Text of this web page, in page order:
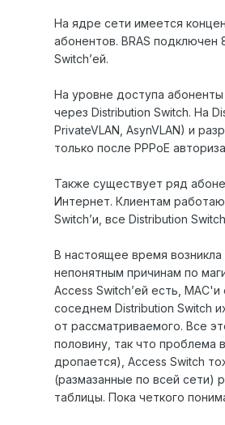
На ядре сети имеется
абонентов. BRAS подключен
Switch’ей.
На уровне доступа
через Distribution Switch. На
PrivateVLAN, AsynVLAN) и
только после PPPoE
Также существует ряд
Интернет. Клиентам
Switch’и, все Distribution
В настоящее время
непонятным причинам по
Access Switch’ей есть,
соседнем Distribution Switch
от рассматриваемого. Все
половину, так что проблема
дропается), Access Switch
(размазанные по всей сети)
таблицы. Пока четкого